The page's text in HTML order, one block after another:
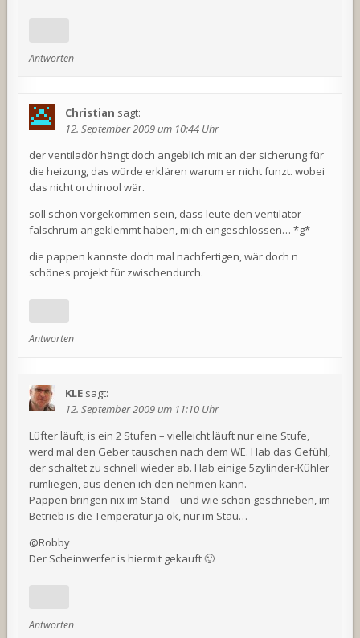
Antworten
Christian sagt:
12. September 2009 um 10:44 Uhr
der ventiladör hängt doch angeblich mit an der sicherung für
die heizung, das würde erklären warum er nicht funzt. wobei
das nicht orchinool wär.
soll schon vorgekommen sein, dass leute den ventilator
falschrum angeklemmt haben, mich eingeschlossen… *g*
die pappen kannste doch mal nachfertigen, wär doch n
schönes projekt für zwischendurch.
Antworten
KLE sagt:
12. September 2009 um 11:10 Uhr
Lüfter läuft, is ein 2 Stufen – vielleicht läuft nur eine Stufe,
werd mal den Geber tauschen nach dem WE. Hab das Gefühl,
der schaltet zu schnell wieder ab. Hab einige 5zylinder-Kühler
rumliegen, aus denen ich den nehmen kann.
Pappen bringen nix im Stand – und wie schon geschrieben, im
Betrieb is die Temperatur ja ok, nur im Stau…
@Robby
Der Scheinwerfer is hiermit gekauft 🙂
Antworten